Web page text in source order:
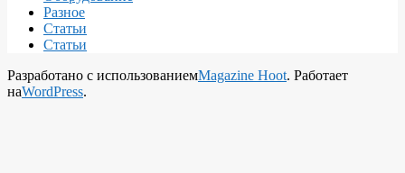
Разное
Статьи
Статьи
Разработано с использованиемMagazine Hoot. Работает
наWordPress.